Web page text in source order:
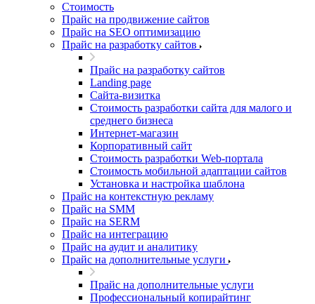
Стоимость
Прайс на продвижение сайтов
Прайс на SEO оптимизацию
Прайс на разработку сайтов
Прайс на разработку сайтов
Landing page
Cайта-визитка
Стоимость разработки сайта для малого и
среднего бизнеса
Интернет-магазин
Корпоративный сайт
Стоимость разработки Web-портала
Стоимость мобильной адаптации сайтов
Установка и настройка шаблона
Прайс на контекстную рекламу
Прайс на SMM
Прайс на SERM
Прайс на интеграцию
Прайс на аудит и аналитику
Прайс на дополнительные услуги
Прайс на дополнительные услуги
Профессиональный копирайтинг